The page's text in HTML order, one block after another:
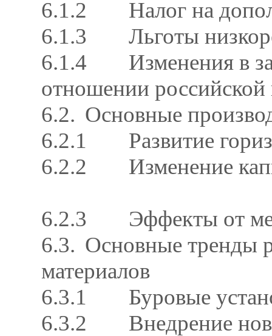
6.1.2
Налог на
6.1.3
Льготы
6.1.4
Изменения в
отношении российской
6.2. Основные
6.2.1
Развитие
6.2.2
Изменение
6.2.3
Эффекты от
6.3. Основные тренды
материалов
6.3.1
Буровые
6.3.2
Внедрение